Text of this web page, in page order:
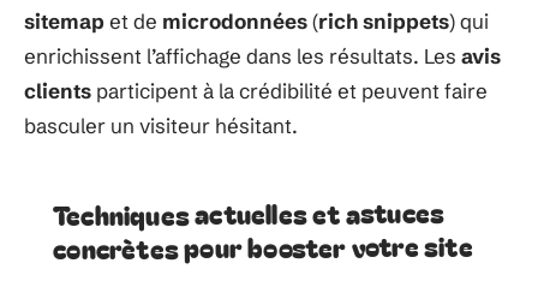
sitemapet de microdonnées(rich snippets) qui
enrichissent l’affichage dans les résultats. Les avis
clients participent à la crédibilité et peuvent faire
basculer un visiteur hésitant.
Techniques actuelles et astuces
concrètes pour booster votre site